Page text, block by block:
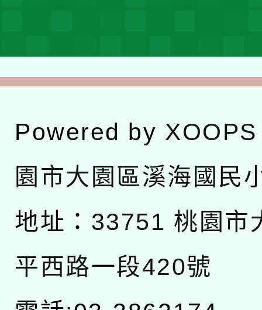
Powered by XOOPS
園市大園區溪海國民
地址： 33751 桃園市
平西路一段420號